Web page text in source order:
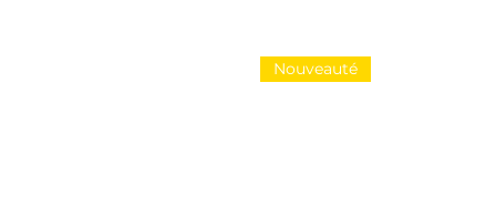
Nouveauté